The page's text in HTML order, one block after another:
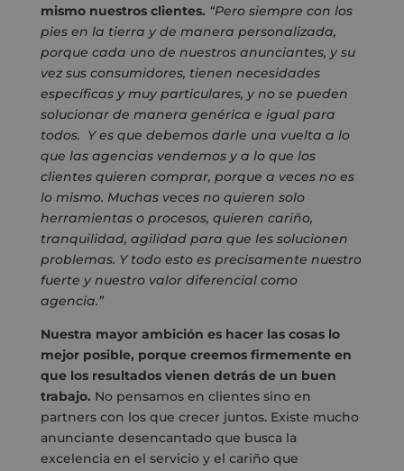
mismo nuestros clientes. “Pero siempre con los
pies en la tierra y de manera personalizada,
porque cada uno de nuestros anunciantes, y su
vez sus consumidores, tienen necesidades
específicas y muy particulares, y no se pueden
solucionar de manera genérica e igual para
todos. Y es que debemos darle una vuelta a lo
que las agencias vendemos y a lo que los
clientes quieren comprar, porque a veces no es
lo mismo. Muchas veces no quieren solo
herramientas o procesos, quieren cariño,
tranquilidad, agilidad para que les solucionen
problemas. Y todo esto es precisamente nuestro
fuerte y nuestro valor diferencial como
agencia.”
Nuestra mayor ambición es hacer las cosas lo
mejor posible, porque creemos firmemente en
que los resultados vienen detrás de un buen
trabajo. No pensamos en clientes sino en
partners con los que crecer juntos. Existe mucho
anunciante desencantado que busca la
excelencia en el servicio y el cariño que